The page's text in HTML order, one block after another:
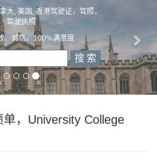
美国, 香港驾驶证，驾照，
执照
信、100%满意度
，University College